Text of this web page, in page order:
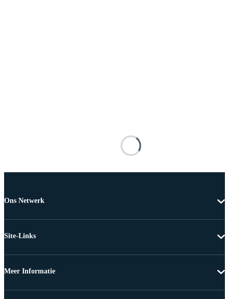
Ons Netwerk
Site-Links
Meer Informatie